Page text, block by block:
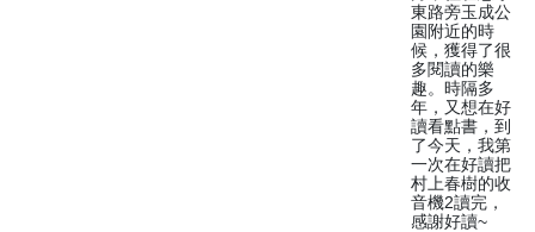
東路旁玉成公
園附近的時
候，獲得了很
多閱讀的樂
趣。時隔多
年，又想在好
讀看點書，到
了今天，我第
一次在好讀把
村上春樹的收
音機2讀完，
感謝好讀~